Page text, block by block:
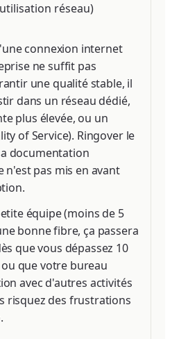
réseau)
connexion internet
ne suffit pas
une qualité stable, il
dans un réseau dédié,
plus élevée, ou un
of Service). Ringover le
documentation
n'est pas mis en avant
équipe (moins de 5
bonne fibre, ça passera
que vous dépassez 10
que votre bureau
avec d'autres activités
risquez des frustrations